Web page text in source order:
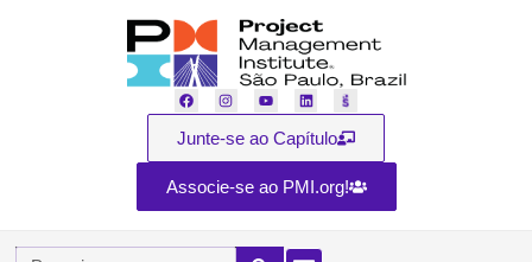
Junte-se ao Capítulo
Associe-se ao PMI.org!